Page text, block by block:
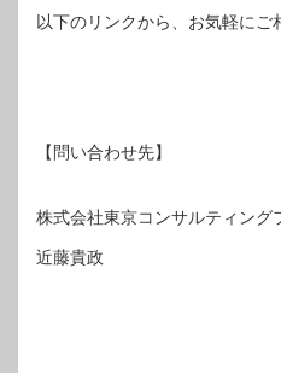
以下のリンクから、お気軽にご
【問い合わせ先】
株式会社東京コンサルティン
近藤貴政